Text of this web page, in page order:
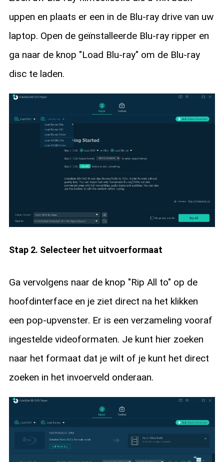
uppen en plaats er een in de Blu-ray drive van uw
laptop. Open de geïnstalleerde Blu-ray ripper en
ga naar de knop "Load Blu-ray" om de Blu-ray
disc te laden.
Stap 2. Selecteer het uitvoerformaat
Ga vervolgens naar de knop "Rip All to" op de
hoofdinterface en je ziet direct na het klikken
een pop-upvenster. Er is een verzameling vooraf
ingestelde videoformaten. Je kunt hier zoeken
naar het formaat dat je wilt of je kunt het direct
zoeken in het invoerveld onderaan.